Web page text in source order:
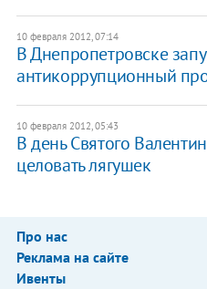
10 февраля 2012, 07:14
В Днепропетровске
антикоррупционный
10 февраля 2012, 05:43
В день Святого
целовать лягушек
Про нас
Реклама на сайте
Ивенты